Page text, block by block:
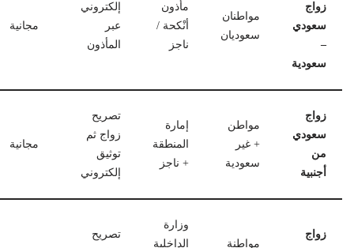
زواج
سعودي
–
سعودية
مواطنان
سعوديان
مأذون
أنْكحة /
ناجز
إلكتروني
عبر
المأذون
مجانية
زواج
سعودي
من
أجنبية
مواطن
+ غير
سعودية
إمارة
المنطقة
+ ناجز
تصريح
زواج ثم
توثيق
إلكتروني
مجانية
زواج
مواطنة
وزارة
الداخلية
تصريح